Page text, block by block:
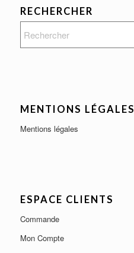
RECHERCHER
MENTIONS LÉGALES
Mentions légales
ESPACE CLIENTS
Commande
Mon Compte